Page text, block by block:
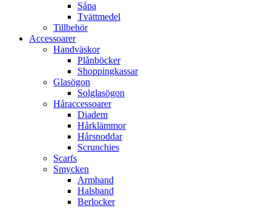
Såpa
Tvättmedel
Tillbehör
Accessoarer
Handväskor
Plånböcker
Shoppingkassar
Glasögon
Solglasögon
Håraccessoarer
Diadem
Hårklämmor
Hårsnoddar
Scrunchies
Scarfs
Smycken
Armband
Halsband
Berlocker